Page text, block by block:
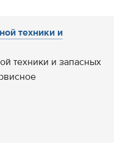
техники и
техники и запасных